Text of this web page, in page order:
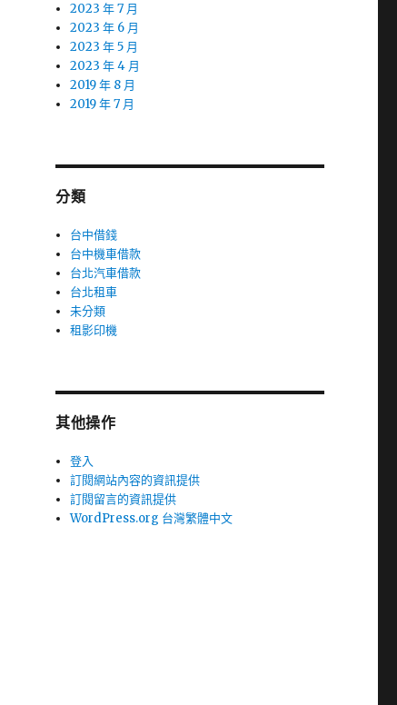
2023 年 7 月
2023 年 6 月
2023 年 5 月
2023 年 4 月
2019 年 8 月
2019 年 7 月
分類
台中借錢
台中機車借款
台北汽車借款
台北租車
未分類
租影印機
其他操作
登入
訂閱網站內容的資訊提供
訂閱留言的資訊提供
WordPress.org 台灣繁體中文